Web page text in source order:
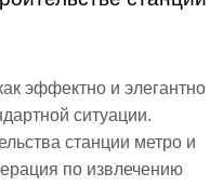
эффектно и элегантно
ситуации.
станции метро и
по извлечению